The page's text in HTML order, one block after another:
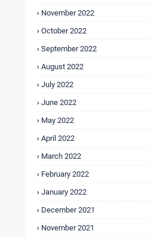
November 2022
October 2022
September 2022
August 2022
July 2022
June 2022
May 2022
April 2022
March 2022
February 2022
January 2022
December 2021
November 2021